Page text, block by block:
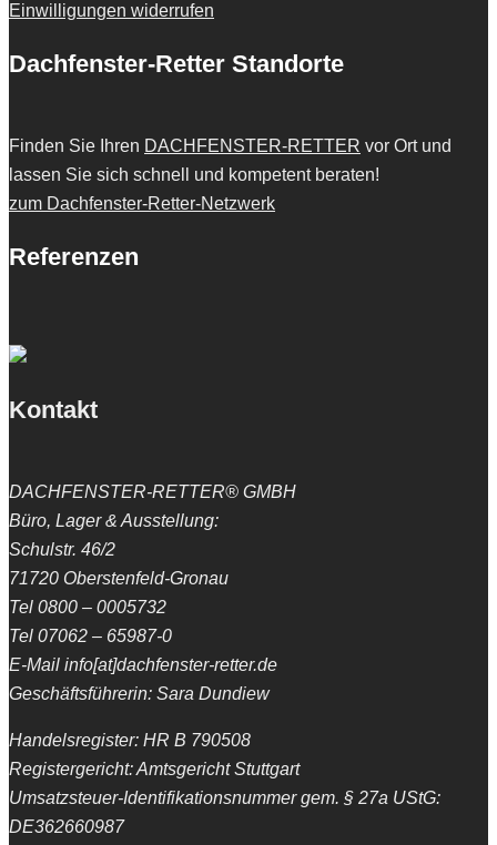
Einwilligungen widerrufen
Dachfenster-Retter Standorte
Finden Sie Ihren DACHFENSTER-RETTER vor Ort und
lassen Sie sich schnell und kompetent beraten!
zum Dachfenster-Retter-Netzwerk
Referenzen
Kontakt
DACHFENSTER-RETTER® GMBH
Büro, Lager & Ausstellung:
Schulstr. 46/2
71720 Oberstenfeld-Gronau
Tel 0800 – 0005732
Tel 07062 – 65987-0
E-Mail info[at]dachfenster-retter.de
Geschäftsführerin: Sara Dundiew
Handelsregister: HR B 790508
Registergericht: Amtsgericht Stuttgart
Umsatzsteuer-Identifikationsnummer gem. § 27a UStG:
DE362660987